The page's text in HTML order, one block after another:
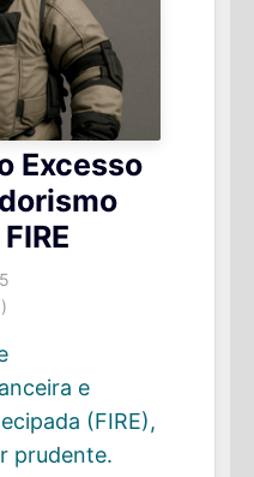
Excesso
e
(FIRE),
prudente.